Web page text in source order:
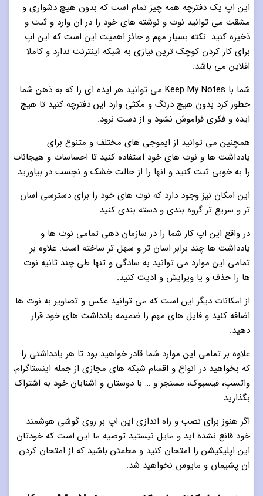
این اپ یک دفترچه همه چیز تمام است که بدون هیچ دشواری و
مشقت می توانید نوت و نوشته های خود را در ان وارد و ثبت و
ذخیره کنید. نکته بسیار مهم و حائز اهمیت این است که این اپ
برای کار کردن کوچک ترین نیازی به شبکه اینترنت ندارد و کاملا
افلاین می باشد.
شما با Keep My Notes می توانید هر ایده ای را که به ذهن شما
خطور کرد بدون هیچ درنگ و مکثی وارد این دفترچه کنید تا هیچ
ایده و فکری فراموش نشود و از دست نرود.
همچنین می توانید از ایموجی های مختلف و متنوع برای
یادداشت ها و نوت های خود استفاده کنید تا احساسات و هیجانات
را به خوبی ثبت کنید و انها را از حالت خشک و نچسب در بیاورید.
این امکان نیز وجود دارد که نوت های خود را برای دسترسی اسان
تر و سریع تر گروه بندی و دسته بندی کنید.
در واقع این اپ کار شما را در سازمان دهی تمامی نوت ها و
یادداشت ها چند برابر اسان تر و سهل تر ساخته است. علاوه بر
تمامی این موارد می توانید به سادگی و تنها طی چند ثانیه نوت
ها را حذف و یا ویرایش و ادیت کنید.
از امکانات دیگر این است که می توانید عکس و تصاویر به نوت ها
اضافه کنید و فایل های مهم را ضمیمه یادداشت های خود قرار
دهید.
علاوه بر تمامی این موارد شما قادر خواهید بود تا هر یادداشتی را
که بخواهید در انواع و اقسام شبکه های مجازی از جمله اینستاگرام،
واتسپ، فیسبوک، مسنجر و … با دوستان و اشنایان خود به اشتراک
بگذارید.
اگر هنوز برای نصب و راه اندازی این اپ بر روی گوشی هوشمند
خود قانع نشده اید و مایل نیستید توصیه ما این است که خودتان
این اپلیکیشن را امتحان کنید و مطمئن باشید که از امتحان کردن
ان پشیمان و مایوس نخواهید شد.